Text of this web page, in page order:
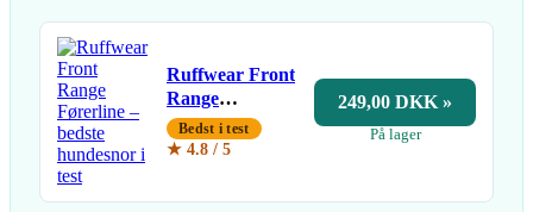
Ruffwear Front
Range
Førerline
Bedst i test
★ 4.8 / 5
249,00 DKK »
På lager